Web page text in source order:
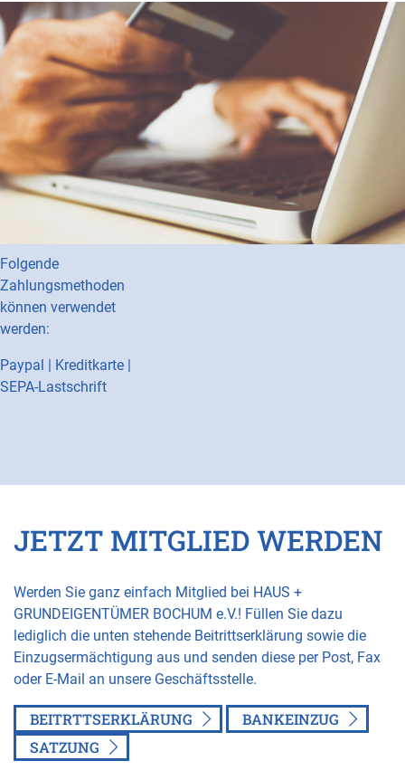
Zahlungsarten
im Onlineshop
Haus +
Grundeigentümer
Bochum e.V. akzeptiert
eine Vielzahl von
Folgende
Zahlungsmethoden
können verwendet
werden:
Paypal | Kreditkarte |
SEPA-Lastschrift
JETZT MITGLIED WERDEN
Werden Sie ganz einfach Mitglied bei HAUS +
GRUNDEIGENTÜMER BOCHUM e.V.! Füllen Sie dazu
lediglich die unten stehende Beitrittserklärung sowie die
Einzugsermächtigung aus und senden diese per Post, Fax
oder E-Mail an unsere Geschäftsstelle.
BEITRTTSERKLÄRUNG
BANKEINZUG
SATZUNG